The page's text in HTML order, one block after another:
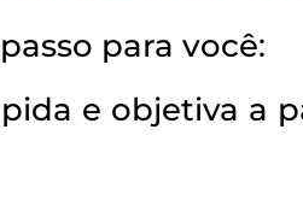
para você:
e objetiva a